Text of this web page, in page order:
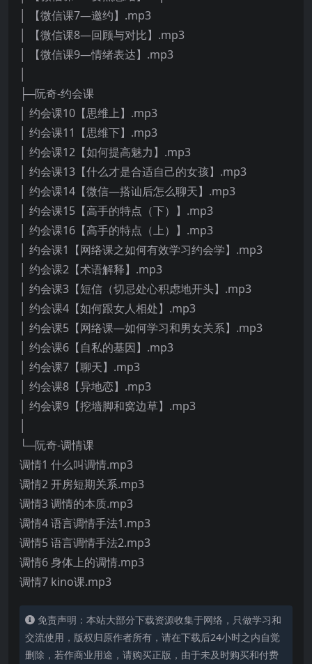
│ 【微信课7—邀约】.mp3
│ 【微信课8—回顾与对比】.mp3
│ 【微信课9—情绪表达】.mp3
├─阮奇-约会课
│ 约会课10【思维上】.mp3
│ 约会课11【思维下】.mp3
│ 约会课12【如何提高魅力】.mp3
│ 约会课13【什么才是合适自己的女孩】.mp3
│ 约会课14【微信—搭讪后怎么聊天】.mp3
│ 约会课15【高手的特点（下）】.mp3
│ 约会课16【高手的特点（上）】.mp3
│ 约会课1【网络课之如何有效学习约会学】.mp3
│ 约会课2【术语解释】.mp3
│ 约会课3【短信（切忌处心积虑地开头】.mp3
│ 约会课4【如何跟女人相处】.mp3
│ 约会课5【网络课—如何学习和男女关系】.mp3
│ 约会课6【自私的基因】.mp3
│ 约会课7【聊天】.mp3
│ 约会课8【异地恋】.mp3
│ 约会课9【挖墙脚和窝边草】.mp3
└─阮奇-调情课
调情1 什么叫调情.mp3
调情2 开房短期关系.mp3
调情3 调情的本质.mp3
调情4 语言调情手法1.mp3
调情5 语言调情手法2.mp3
调情6 身体上的调情.mp3
调情7 kino课.mp3
免责声明：本站大部分下载资源收集于网络，只做学习和
交流使用，版权归原作者所有，请在下载后24小时之内自觉
删除，若作商业用途，请购买正版，由于未及时购买和付费